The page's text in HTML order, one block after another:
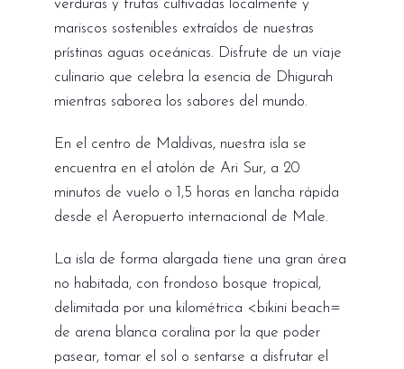
verduras y frutas cultivadas localmente y
mariscos sostenibles extraídos de nuestras
prístinas aguas oceánicas. Disfrute de un viaje
culinario que celebra la esencia de Dhigurah
mientras saborea los sabores del mundo.
En el centro de Maldivas, nuestra isla se
encuentra en el atolón de Ari Sur, a 20
minutos de vuelo o 1,5 horas en lancha rápida
desde el Aeropuerto internacional de Male.
La isla de forma alargada tiene una gran área
no habitada, con frondoso bosque tropical,
delimitada por una kilométrica <bikini beach=
de arena blanca coralina por la que poder
pasear, tomar el sol o sentarse a disfrutar el